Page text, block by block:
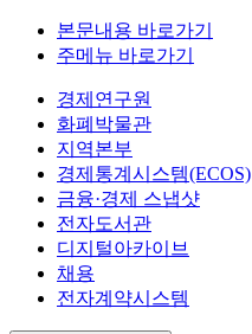
본문내용 바로가기
주메뉴 바로가기
경제연구원
화폐박물관
지역본부
경제통계시스템(ECOS)
금융·경제 스냅샷
전자도서관
디지털아카이브
채용
전자계약시스템